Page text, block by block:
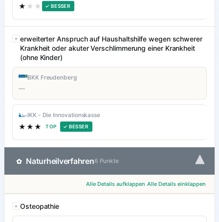
★ ★★ ✓ BESSER
erweiterter Anspruch auf Haushaltshilfe wegen schwerer
Krankheit oder akuter Verschlimmerung einer Krankheit
(ohne Kinder)
BKK Freudenberg
—
IKK - Die Innovationskasse
★★★ TOP ✓ BESSER
✿ Naturheilverfahren6 Punkte ▾
Alle Details aufklappen Alle Details einklappen
Osteopathie